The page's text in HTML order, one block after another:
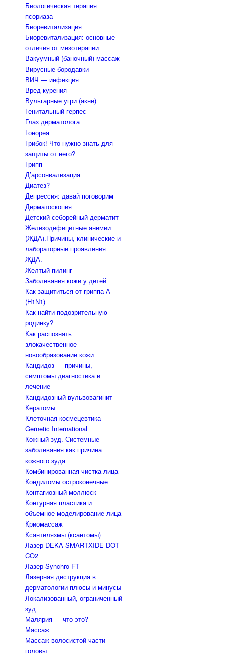
Биологическая терапия
псориаза
Биоревитализация
Биоревитализация: основные
отличия от мезотерапии
Вакуумный (баночный) массаж
Вирусные бородавки
ВИЧ — инфекция
Вред курения
Вульгарные угри (акне)
Генитальный герпес
Глаз дерматолога
Гонорея
Грибок! Что нужно знать для
защиты от него?
Грипп
Д’арсонвализация
Диатез?
Депрессия: давай поговорим
Дерматоскопия
Детский себорейный дерматит
Железодефицитные анемии
(ЖДА).Причины, клинические и
лабораторные проявления
ЖДА.
Желтый пилинг
Заболевания кожи у детей
Как защититься от гриппа А
(H1N1)
Как найти подозрительную
родинку?
Как распознать
злокачественное
новообразование кожи
Кандидоз — причины,
симптомы диагностика и
лечение
Кандидозный вульвовагинит
Кератомы
Клеточная космецевтика
Gernetic International
Кожный зуд. Системные
заболевания как причина
кожного зуда
Комбинированная чистка лица
Кондиломы остроконечные
Контагиозный моллюск
Контурная пластика и
объемное моделирование лица
Криомассаж
Ксантелязмы (ксантомы)
Лазер DEKA SMARTXIDE DOT
CO2
Лазер Synchro FT
Лазерная деструкция в
дерматологии плюсы и минусы
Локализованный, ограниченный
зуд
Малярия — что это?
Массаж
Массаж волосистой части
головы